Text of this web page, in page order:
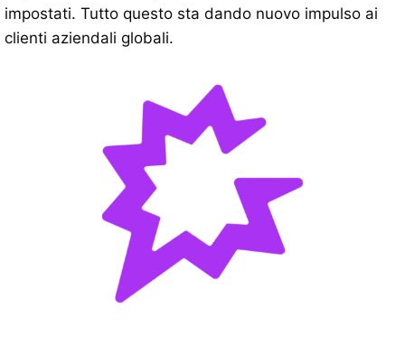
impostati. Tutto questo sta dando nuovo impulso ai
clienti aziendali globali.